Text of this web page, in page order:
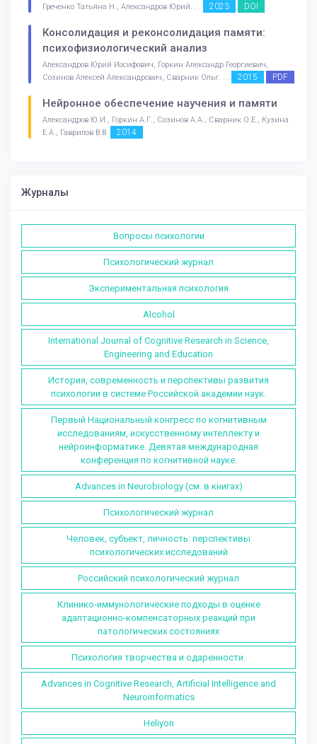
Греченко Татьяна Н., Александров Юрий. . .
2023 DOI
Консолидация и реконсолидация памяти:
психофизиологический анализ
Александров Юрий Иосифович, Горкин Александр Георгиевич,
Созинов Алексей Александрович, Сварник Ольг. . .
2015 PDF
Нейронное обеспечение научения и памяти
Александров Ю.И., Горкин А.Г., Созинов А.А., Сварник О.Е., Кузина
Е.А., Гаврилов В.В.
2014
Журналы
Вопросы психологии
Психологический журнал
Экспериментальная психология
Alcohol
International Journal of Cognitive Research in Science,
Engineering and Education
История, современность и перспективы развития
психологии в системе Российской академии наук.
Первый Национальный конгресс по когнитивным
исследованиям, искусственному интеллекту и
нейроинформатике. Девятая международная
конференция по когнитивной науке.
Advances in Neurobiology (см. в книгах)
Психологический журнал
Человек, субъект, личность: перспективы
психологических исследований
Российский психологический журнал
Клинико-иммунологические подходы в оценке
адаптационно-компенсаторных реакций при
патологических состояниях
Психология творчества и одаренности.
Advances in Cognitive Research, Artificial Intelligence and
Neuroinformatics
Heliyon